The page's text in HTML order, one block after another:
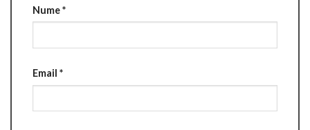
Nume*
Email *